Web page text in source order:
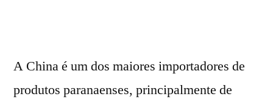
A China é um dos maiores importadores de
produtos paranaenses, principalmente de